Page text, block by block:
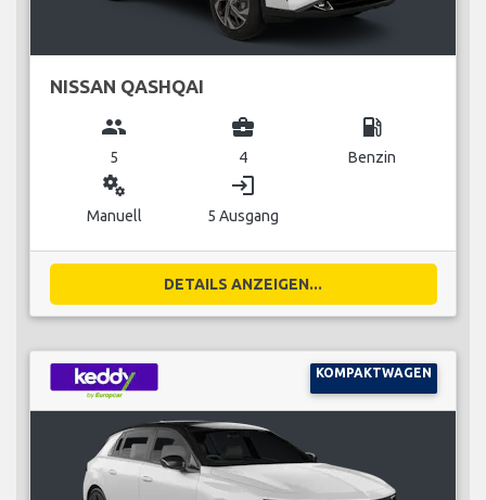
NISSAN QASHQAI
group
5
business_center
4
local_gas_station
Benzin
miscellaneous_services
Manuell
login
5 Ausgang
DETAILS ANZEIGEN...
KOMPAKTWAGEN